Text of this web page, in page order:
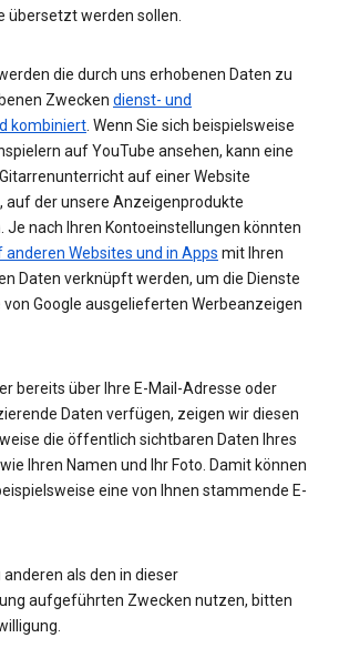
übersetzt werden sollen.
die durch uns erhobenen Daten zu
Zwecken dienst- und
kombiniert . Wenn Sie sich beispielsweise
auf YouTube ansehen, kann eine
auf einer Website
auf der unsere Anzeigenprodukte
Je nach Ihren Kontoeinstellungen könnten
anderen Websites und in Apps mit Ihren
Daten verknüpft werden, um die Dienste
von Google ausgelieferten Werbeanzeigen
bereits über Ihre E-Mail-Adresse oder
Daten verfügen, zeigen wir diesen
die öffentlich sichtbaren Daten Ihres
Ihren Namen und Ihr Foto. Damit können
eine von Ihnen stammende E-
als den in dieser
aufgeführten Zwecken nutzen, bitten